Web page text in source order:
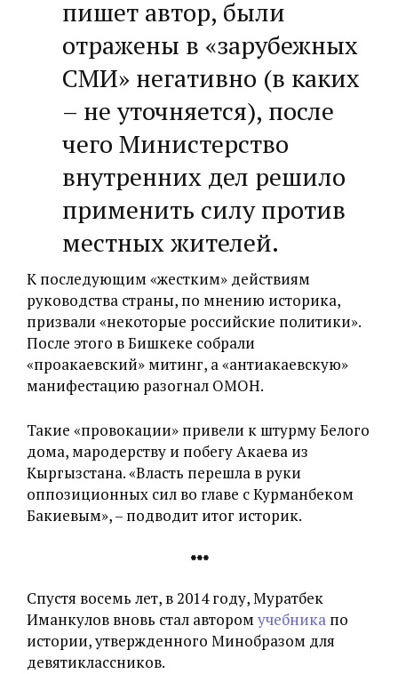
пишет автор, были
отражены в «зарубежных
СМИ» негативно (в каких
– не уточняется), после
чего Министерство
внутренних дел решило
применить силу против
местных жителей.
К последующим «‎жестким» действиям
руководства страны, по мнению историка,
призвали «‎некоторые российские политики».
После этого в Бишкеке собрали
«проакаевский» митинг, а «антиакаевскую»
манифестацию разогнал ОМОН.
Такие «‎провокации» привели к штурму Белого
дома, мародерству и побегу Акаева из
Кыргызстана. «Власть перешла в руки
оппозиционных сил во главе с Курманбеком
Бакиевым», – подводит итог историк.
***
Спустя восемь лет, в 2014 году, Муратбек
Иманкулов вновь стал авторомучебника по
истории, утвержденного Минобразом для
девятиклассников.